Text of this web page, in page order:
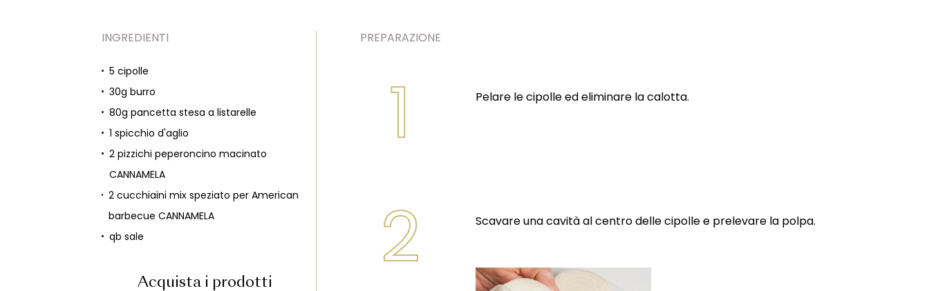
INGREDIENTI
5 cipolle
30g burro
80g pancetta stesa a listarelle
1 spicchio d'aglio
2 pizzichi peperoncino macinato
CANNAMELA
2 cucchiaini mix speziato per American
barbecue CANNAMELA
qb sale
Acquista i prodotti
PREPARAZIONE
1 Pelare le cipolle ed eliminare la calotta.
2 Scavare una cavità al centro delle cipolle e prelevare la polpa.